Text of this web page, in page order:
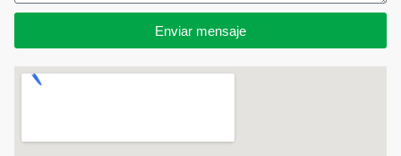
Enviar mensaje